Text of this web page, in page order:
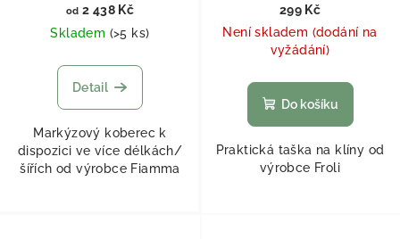
od 2 438 Kč
Skladem (>5 ks)
Detail
Markýzový koberec k
dispozici ve více délkách/
šířích od výrobce Fiamma
299 Kč
Není skladem (dodání na
vyžádání)
Do košíku
Praktická taška na klíny od
výrobce Froli